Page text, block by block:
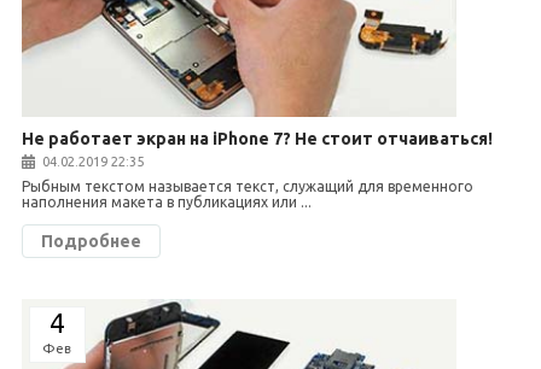
Не работает экран на iPhone 7? Не стоит отчаиваться!
04.02.2019 22:35
Рыбным текстом называется текст, служащий для временного
наполнения макета в публикациях или ...
Подробнее
4
Фев